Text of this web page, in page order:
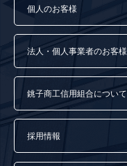
個人のお客様
法人・個人事業者のお客様
銚子商工信用組合について
採用情報